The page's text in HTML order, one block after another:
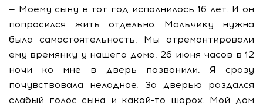
— Моему сыну в тот год исполнилось 16 лет. И он
попросился жить отдельно. Мальчику нужна
была самостоятельность. Мы отремонтировали
ему времянку у нашего дома. 26 июня часов в 12
ночи ко мне в дверь позвонили. Я сразу
почувствовала неладное. За дверью раздался
слабый голос сына и какой-то шорох. Мой дом